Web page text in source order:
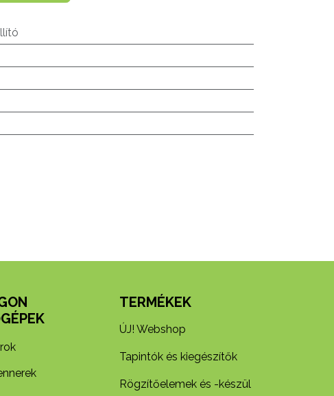
TERMÉKEK
ÚJ! Webshop
Tapintók és kiegészítők
Rögzítőelemek és -készül​